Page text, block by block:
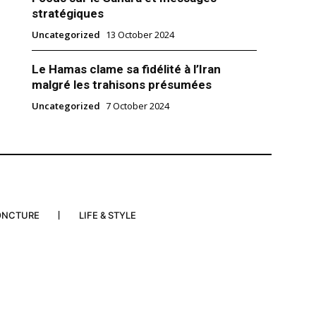
à Washington, le
Trump. Accompagné lors
-qui s’est tenue au
de son épouse la reine
stratégiques
Uncategorized 13 October 2024
Le Hamas clame sa fidélité à l’Iran
malgré les trahisons présumées
Uncategorized 7 October 2024
LIFE & STYLE